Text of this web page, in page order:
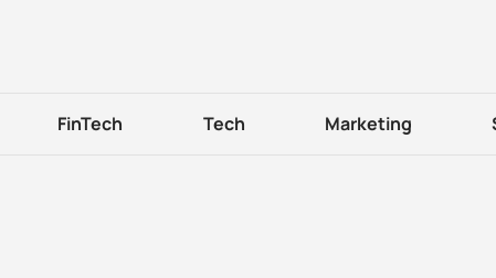
FinTech Tech Marketing